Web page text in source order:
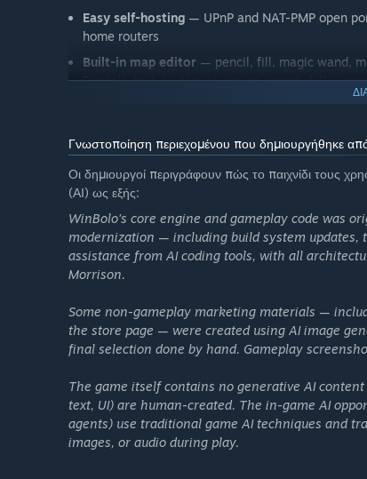
Easy self-hosting — UPnP and NAT-PMP open
home routers
Built-in map editor — pencil, fill, magic wand,
Fractal), text-as-terrain, image import, full
build them as well.
17 languagesincluding in-game chat and player
Embedded replay viewer
without leaving the client
Free, open source, and built to last
Bolo was shareware. WinBolo carried that spirit
(including, perhaps, the players who never quite
The full source code will be on GitHub shortly
source in 2008.
Γνωστοποίηση περιεχομένου που δημιουργήθηκε
Οι δημιουργοί περιγράφουν πώς το παιχνίδι τους
(ΑΙ) ως εξής:
WinBolo's core engine and gameplay code was
modernization — including build system
assistance from AI coding tools, with all
Morrison.
Some non-gameplay marketing materials —
the store page — were created using AI image
final selection done by hand. Gameplay
The game itself contains no generative AI
text, UI) are human-created. The in-game AI
agents) use traditional game AI techniques and
images, or audio during play.